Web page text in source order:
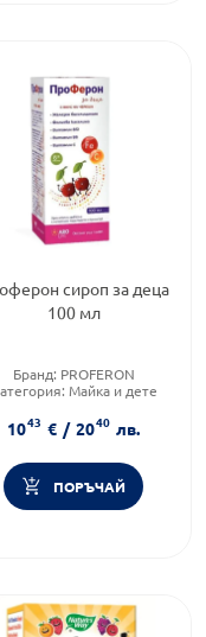
сироп за деца
100 мл
Бранд: PROFERON
Майка и дете
1043 € / 2040 лв.
ПОРЪЧАЙ